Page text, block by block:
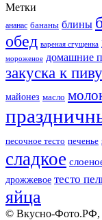
Метки
ананас бананы блины
обед вареная сгущенка
мороженое домашние
закуска к пиву
майонез масло
песочное тесто печенье
сладкое
дрожжевое тесто
яйца
© Вкусно-Фото.РФ,